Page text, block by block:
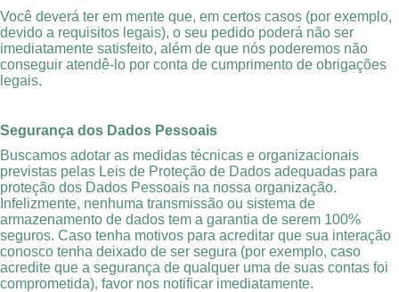
Você deverá ter em mente que, em certos casos (por exemplo,
devido a requisitos legais), o seu pedido poderá não ser
imediatamente satisfeito, além de que nós poderemos não
conseguir atendê-lo por conta de cumprimento de obrigações
legais.
Segurança dos Dados Pessoais
Buscamos adotar as medidas técnicas e organizacionais
previstas pelas Leis de Proteção de Dados adequadas para
proteção dos Dados Pessoais na nossa organização.
Infelizmente, nenhuma transmissão ou sistema de
armazenamento de dados tem a garantia de serem 100%
seguros. Caso tenha motivos para acreditar que sua interação
conosco tenha deixado de ser segura (por exemplo, caso
acredite que a segurança de qualquer uma de suas contas foi
comprometida), favor nos notificar imediatamente.